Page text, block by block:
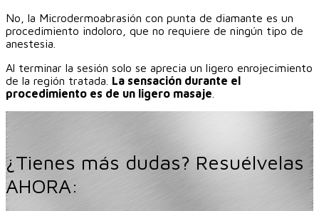
No, la Microdermoabrasión con punta de diamante es un
procedimiento indoloro, que no requiere de ningún tipo de
anestesia.
Al terminar la sesión solo se aprecia un ligero enrojecimiento
de la región tratada. La sensación durante el
procedimiento es de un ligero masaje
¿Tienes más dudas? Resuélvelas
AHORA: